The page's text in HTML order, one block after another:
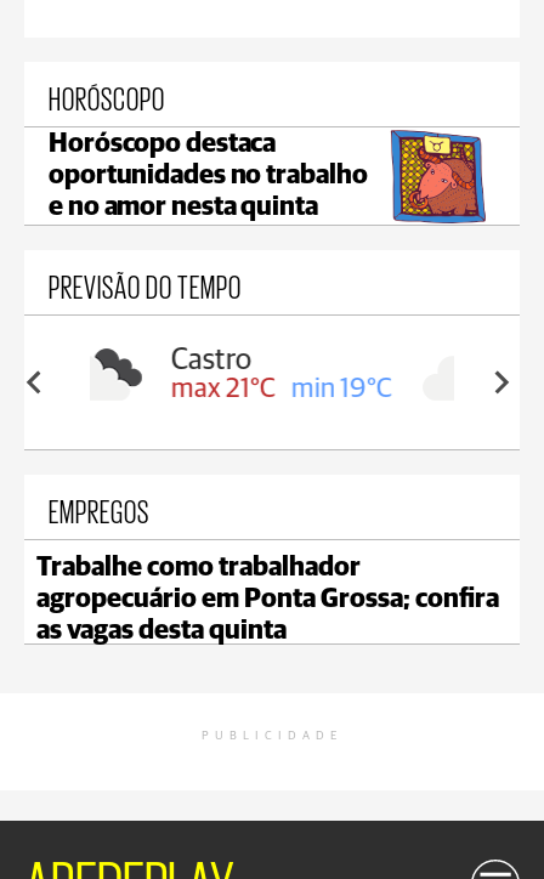
HORÓSCOPO
Horóscopo destaca
oportunidades no trabalho
e no amor nesta quinta
PREVISÃO DO TEMPO
19°C
Carambeí
max 21°C min 18°C
EMPREGOS
Trabalhe como trabalhador
agropecuário em Ponta Grossa; confira
as vagas desta quinta
PUBLICIDADE